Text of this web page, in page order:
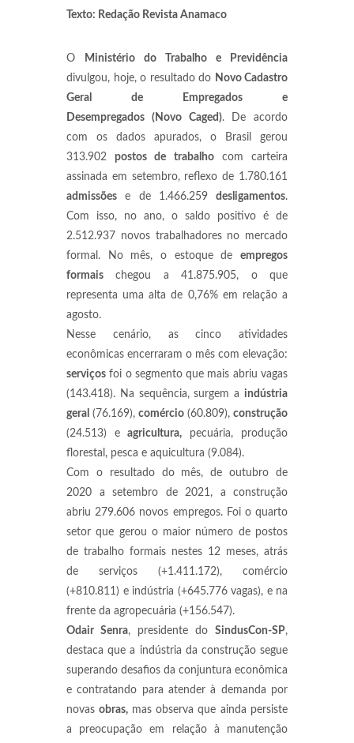
Texto: Redação Revista Anamaco
O
Ministério do Trabalho e Previdência
divulgou, hoje, o resultado do Novo Cadastro
Geral de Empregados e
Desempregados (Novo Caged). De acordo
com os dados apurados, o Brasil gerou
313.902postos de trabalhocom carteira
assinada em setembro, reflexo de 1.780.161
admissões e de 1.466.259 desligamentos.
Com isso, no ano, o saldo positivo é de
2.512.937 novos trabalhadores no mercado
formal. No mês, o estoque de empregos
formais chegou a 41.875.905, o que
representa uma alta de 0,76% em relação a
agosto.
Nesse cenário, as cinco atividades
econômicas encerraram o mês com elevação:
serviços foi o segmento que mais abriu vagas
(143.418). Na sequência, surgem a indústria
geral (76.169), comércio (60.809), construção
(24.513) e agricultura, pecuária, produção
florestal, pesca e aquicultura (9.084).
Com o resultado do mês, de outubro de
2020 a setembro de 2021, a construção
abriu 279.606 novos empregos. Foi o quarto
setor que gerou o maior número de postos
de trabalho formais nestes 12 meses, atrás
de serviços (+1.411.172), comércio
(+810.811) e indústria (+645.776 vagas), e na
frente da agropecuária (+156.547).
Odair Senra, presidente do SindusCon-SP,
destaca que a indústria da construção segue
superando desafios da conjuntura econômica
e contratando para atender à demanda por
novasobras, mas observa que ainda persiste
a preocupação em relação à manutenção